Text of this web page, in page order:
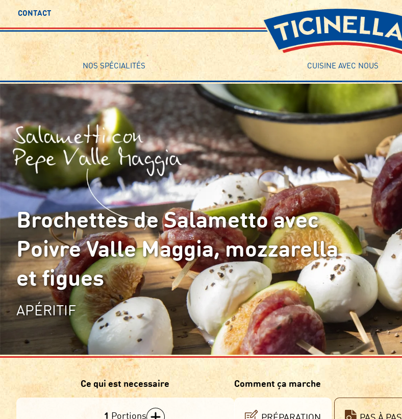
CONTACT
NOS SPÉCIALITÉS CUISINE AVEC NOUS
Brochettes de Salametto avec
Poivre Valle Maggia, mozzarella
et figues
APÉRITIF
Ce qui est necessaire
1 Portions
Comment ça marche